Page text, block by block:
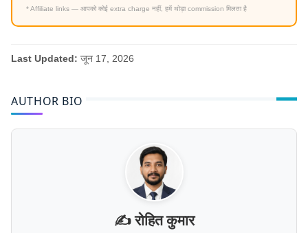
* Affiliate links — आपको कोई extra charge नहीं, हमें थोड़ा commission मिलता है
Last Updated: जून 17, 2026
AUTHOR BIO
✍️ रोहित कुमार